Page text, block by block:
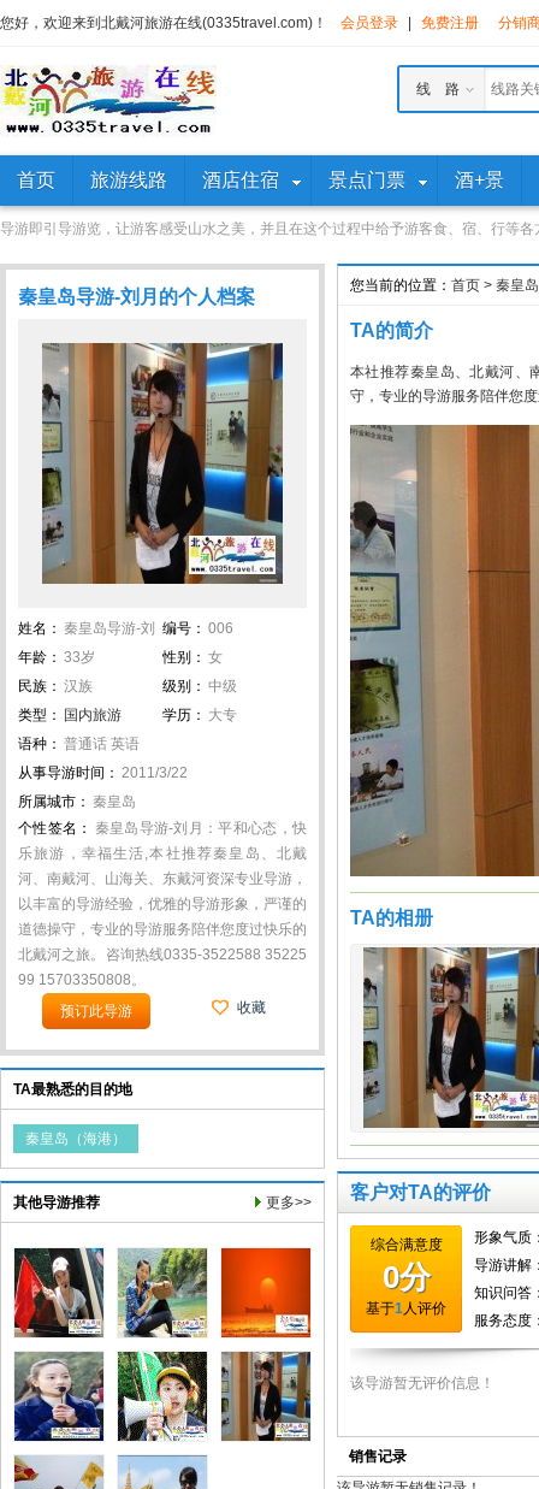
您好，欢迎来到北戴河旅游在线(0335travel.com)！ 会员登录 免费注册 分销
线 路
首页 旅游线路 酒店住宿 景点门票 酒+景
导游即引导游览，让游客感受山水之美，并且在这个过程中给予游客食、宿、行等
秦皇岛导游-刘月的个人档案
姓名： 秦皇岛导游-刘
月
编号： 006
年龄： 33岁 性别： 女
民族： 汉族 级别： 中级
类型：
国内旅游 学历： 大专
语种： 普通话 英语
从事导游时间： 2011/3/22
所属城市： 秦皇岛
个性签名： 秦皇岛导游-刘月：平和心态，快
乐旅游，幸福生活,本社推荐秦皇岛、北戴
河、南戴河、山海关、东戴河资深专业导游，
以丰富的导游经验，优雅的导游形象，严谨的
道德操守，专业的导游服务陪伴您度过快乐的
北戴河之旅。咨询热线0335-3522588 35225
99 15703350808。
预订此导游
收藏
TA最熟悉的目的地
秦皇岛（海港）
更多>>
其他导游推荐
您当前的位置： 首页 > 秦皇
TA的简介
本社推荐秦皇岛、北戴河、
守，专业的导游服务陪伴您
TA的相册
客户对TA的评价
销售记录